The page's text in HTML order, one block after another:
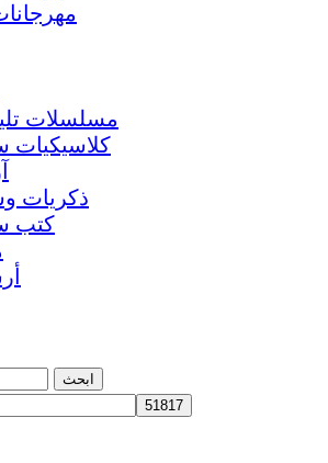
مسلسلات
كلاسيكيات
ذكريات
كتب